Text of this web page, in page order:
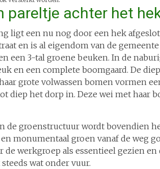
pareltje achter het
ligt een nu nog door een hek
en is al eigendom van de
een 3-tal groene beuken. In de
en een complete boomgaard. De
grote volwassen bomen vormen
diep het dorp in. Deze wei met haar
de groenstructuur wordt bovendien
monumentaal groen vanaf de weg
werkgroep als essentieel gezien
wat onder vuur.